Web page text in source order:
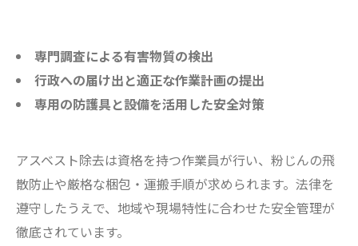
専門調査による有害物質の検出
行政への届け出と適正な作業計画の提出
専用の防護具と設備を活用した安全対策
アスベスト除去は資格を持つ作業員が行い、粉じんの飛
散防止や厳格な梱包・運搬手順が求められます。法律を
遵守したうえで、地域や現場特性に合わせた安全管理が
徹底されています。